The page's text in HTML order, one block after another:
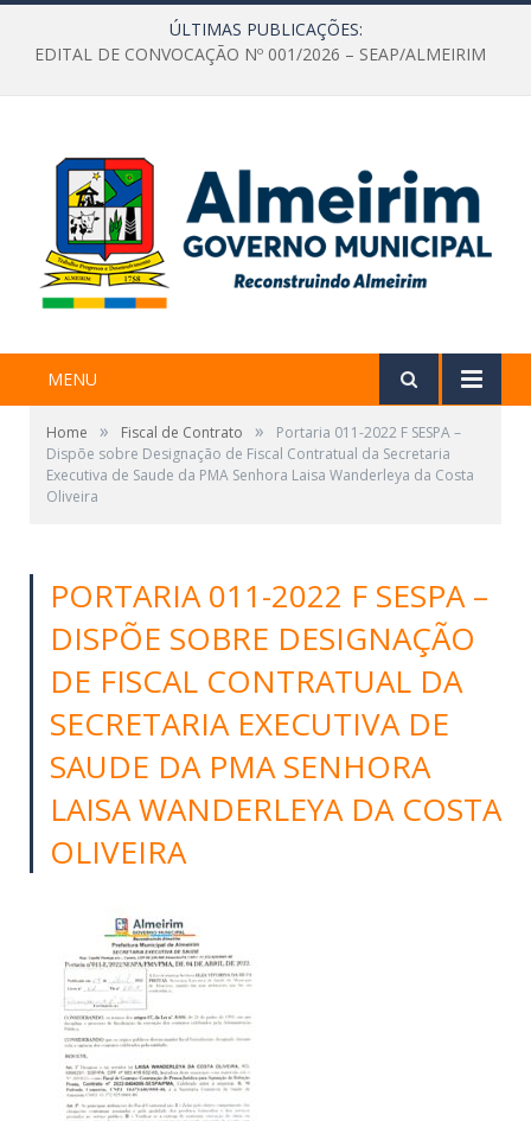
ÚLTIMAS PUBLICAÇÕES:
EDITAL DE CONVOCAÇÃO Nº 001/2026 – SEAP/ALMEIRIM
MENU
Home » Fiscal de Contrato »
Portaria 011-2022 F SESPA –
Dispõe sobre Designação de Fiscal Contratual da Secretaria
Executiva de Saude da PMA Senhora Laisa Wanderleya da Costa
Oliveira
PORTARIA 011-2022 F SESPA –
DISPÕE SOBRE DESIGNAÇÃO
DE FISCAL CONTRATUAL DA
SECRETARIA EXECUTIVA DE
SAUDE DA PMA SENHORA
LAISA WANDERLEYA DA COSTA
OLIVEIRA